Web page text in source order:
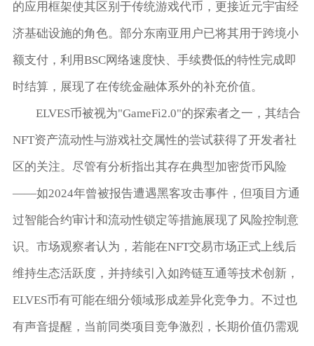
的应用框架使其区别于传统游戏代币，更接近元宇宙经
济基础设施的角色。部分东南亚用户已将其用于跨境小
额支付，利用BSC网络速度快、手续费低的特性完成即
时结算，展现了在传统金融体系外的补充价值。
ELVES币被视为"GameFi2.0"的探索者之一，其结合
NFT资产流动性与游戏社交属性的尝试获得了开发者社
区的关注。尽管有分析指出其存在典型加密货币风险
——如2024年曾被报告遭遇黑客攻击事件，但项目方通
过智能合约审计和流动性锁定等措施展现了风险控制意
识。市场观察者认为，若能在NFT交易市场正式上线后
维持生态活跃度，并持续引入如跨链互通等技术创新，
ELVES币有可能在细分领域形成差异化竞争力。不过也
有声音提醒，当前同类项目竞争激烈，长期价值仍需观